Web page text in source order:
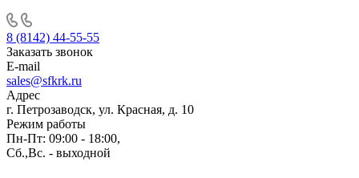
8 (8142) 44-55-55
Заказать звонок
E-mail
sales@sfkrk.ru
Адрес
г. Петрозаводск, ул. Красная, д. 10
Режим работы
Пн-Пт: 09:00 - 18:00,
Сб.,Вс. - выходной